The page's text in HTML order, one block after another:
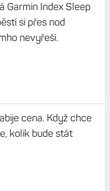
Garmin Index Sleep
si přes nod
nevyřeší.
cena. Když chce
kolik bude stát